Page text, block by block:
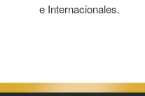
e Internacionales.